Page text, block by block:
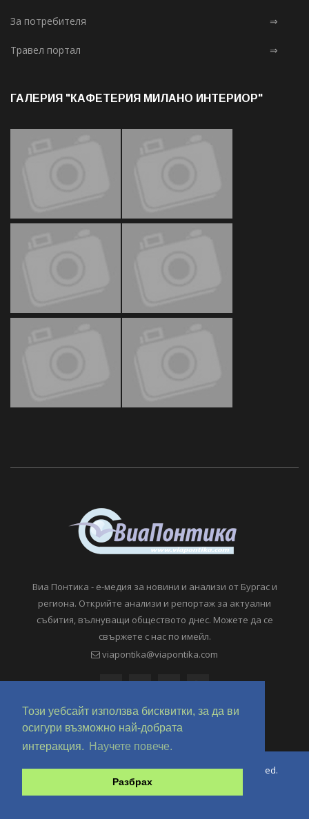
Този уебсайт използва бисквитки, за да ви
осигури възможно най-добрата
интеракция.
Научете повече.
Разбрах
За потребителя ⇒
Травел портал ⇒
ГАЛЕРИЯ "КАФЕТЕРИЯ МИЛАНО ИНТЕРИОР"
Виа Понтика - е-медия за новини и анализи от Бургас и
региона. Открийте анализи и репортаж за актуални
събития, вълнуващи обществото днес. Можете да се
свържете с нас по имейл.
viapontika@viapontika.com
Copyright © 2018-2024 ViaPontika.com. All Rights Reserved.
Development @ OverHertz Ltd